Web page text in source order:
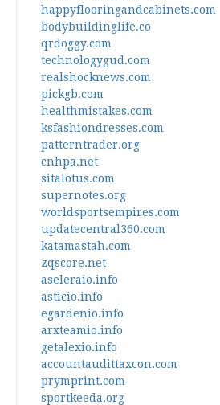
happyflooringandcabinets.com
bodybuildinglife.co
qrdoggy.com
technologygud.com
realshocknews.com
pickgb.com
healthmistakes.com
ksfashiondresses.com
patterntrader.org
cnhpa.net
sitalotus.com
supernotes.org
worldsportsempires.com
updatecentral360.com
katamastah.com
zqscore.net
aseleraio.info
asticio.info
egardenio.info
arxteamio.info
getalexio.info
accountaudittaxcon.com
prymprint.com
sportkeeda.org